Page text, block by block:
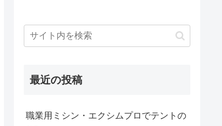
最近の投稿
職業用ミシン・エクシムプロでテントの